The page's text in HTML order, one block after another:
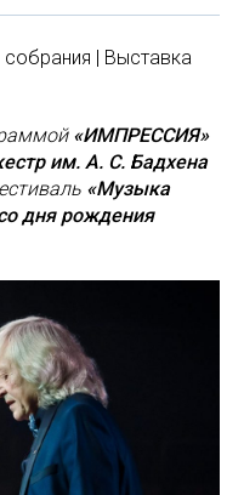
| Выставка
«ИМПРЕССИЯ»
им. А. С. Бадхена
«Музыка
дня рождения